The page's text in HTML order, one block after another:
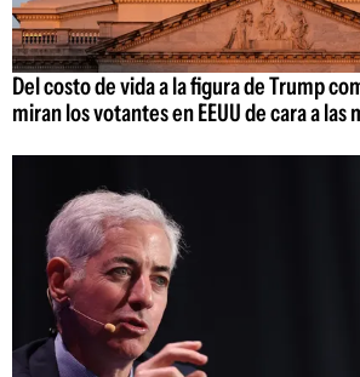
Del costo de vida a la figura de Trump
miran los votantes en EEUU de cara a